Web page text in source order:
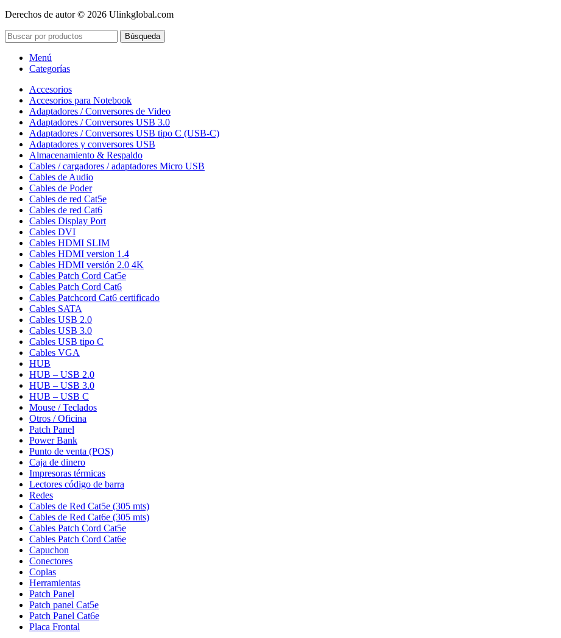
Derechos de autor © 2026 Ulinkglobal.com
Búsqueda
Menú
Categorías
Accesorios
Accesorios para Notebook
Adaptadores / Conversores de Video
Adaptadores / Conversores USB 3.0
Adaptadores / Conversores USB tipo C (USB-C)
Adaptadores y conversores USB
Almacenamiento & Respaldo
Cables / cargadores / adaptadores Micro USB
Cables de Audio
Cables de Poder
Cables de red Cat5e
Cables de red Cat6
Cables Display Port
Cables DVI
Cables HDMI SLIM
Cables HDMI version 1.4
Cables HDMI versión 2.0 4K
Cables Patch Cord Cat5e
Cables Patch Cord Cat6
Cables Patchcord Cat6 certificado
Cables SATA
Cables USB 2.0
Cables USB 3.0
Cables USB tipo C
Cables VGA
HUB
HUB – USB 2.0
HUB – USB 3.0
HUB – USB C
Mouse / Teclados
Otros / Oficina
Patch Panel
Power Bank
Punto de venta (POS)
Caja de dinero
Impresoras térmicas
Lectores código de barra
Redes
Cables de Red Cat5e (305 mts)
Cables de Red Cat6e (305 mts)
Cables Patch Cord Cat5e
Cables Patch Cord Cat6e
Capuchon
Conectores
Coplas
Herramientas
Patch Panel
Patch panel Cat5e
Patch Panel Cat6e
Placa Frontal